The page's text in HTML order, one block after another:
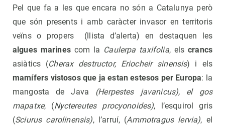
Pel que fa a les que encara no són a Catalunya però
que són presents i amb caràcter invasor en territoris
veïns o propers (llista d’alerta) en destaquen les
algues marinescom la Caulerpa taxifolia, elscrancs
asiàtics (Cherax destructor, Eriocheir sinensis) i els
mamífers vistosos que ja estan estesos per Europa: la
mangosta de Java (Herpestes javanicus), el gos
mapatxe, (Nyctereutes procyonoides), l’esquirol gris
(Sciurus carolinensis), l’arruí, (Ammotragus lervia), el